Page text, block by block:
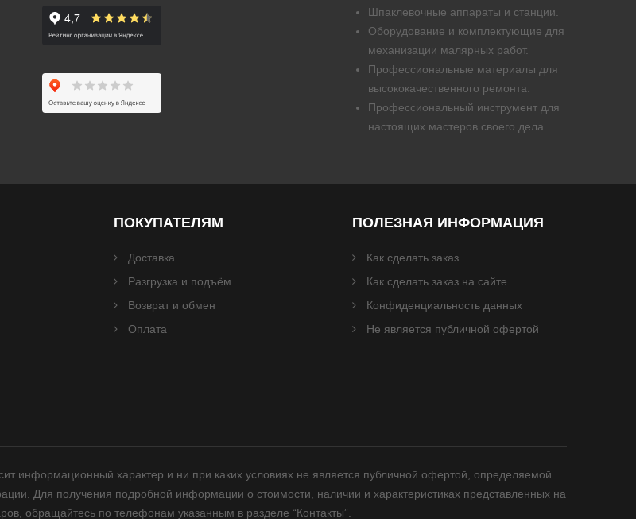
Шпаклевочные аппараты и станции.
Оборудование и комплектующие для
механизации малярных работ.
Профессиональные материалы для
высококачественного ремонта.
Профессиональный инструмент для
настоящих мастеров своего дела.
ПОКУПАТЕЛЯМ
Доставка
Разгрузка и подъём
Возврат и обмен
Оплата
ПОЛЕЗНАЯ ИНФОРМАЦИЯ
Как сделать заказ
Как сделать заказ на сайте
Конфиденциальность данных
Не является публичной офертой
информационный характер и ни при каких условиях не является публичной офертой, определяемой
Для получения подробной информации о стоимости, наличии и характеристиках представленных на
обращайтесь по телефонам указанным в разделе “Контакты”.